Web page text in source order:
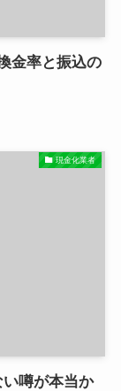
金率と振込の
現金化業者
噂が本当か